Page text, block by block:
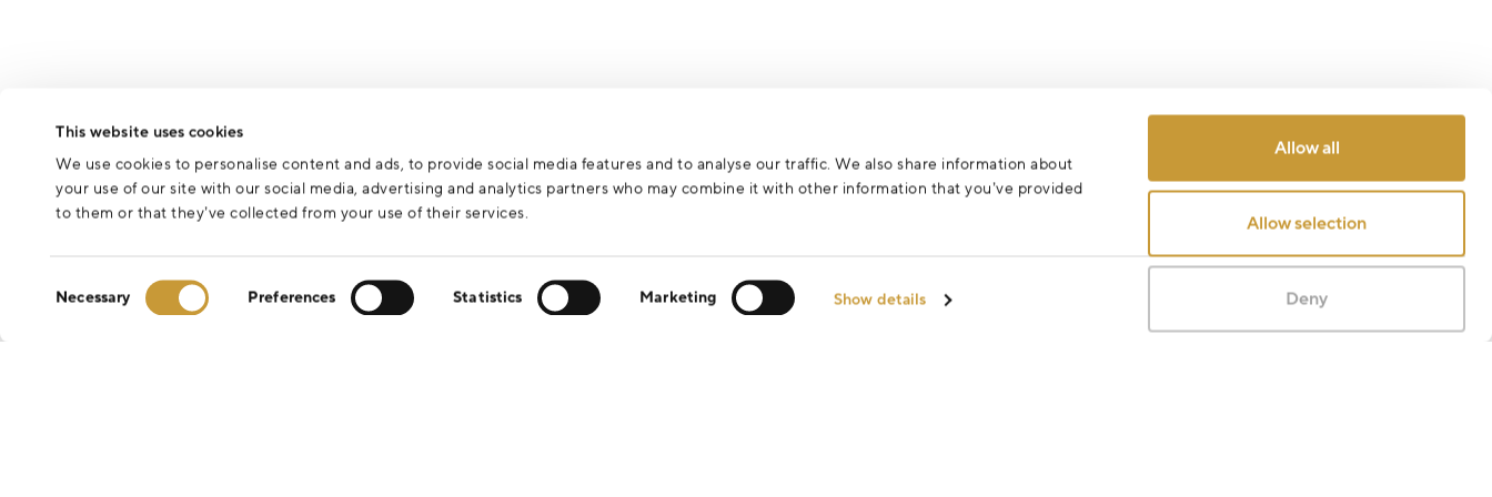
This website uses cookies
We use cookies to personalise content and ads, to provide social media features and to analyse our traffic. We also share information about
your use of our site with our social media, advertising and analytics partners who may combine it with other information that you’ve provided
to them or that they’ve collected from your use of their services.
Necessary Preferences Statistics Marketing Show details
Allow all
Allow selection
Deny
Odeslat